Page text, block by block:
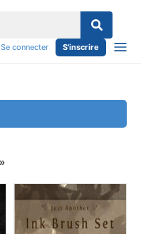
Se connecter S'inscrire